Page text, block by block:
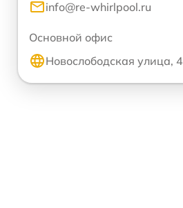
info@re-whirlpool.ru
Основной офис
Новослободская улица, 4